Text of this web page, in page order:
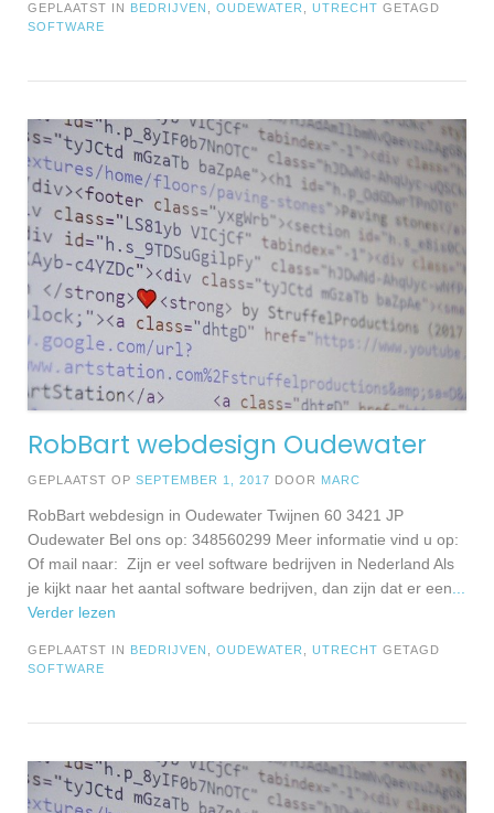
GEPLAATST IN BEDRIJVEN , OUDEWATER, UTRECHT GETAGD
SOFTWARE
RobBart webdesign Oudewater
GEPLAATST OP SEPTEMBER 1, 2017 DOOR MARC
RobBart webdesign in Oudewater Twijnen 60 3421 JP
Oudewater Bel ons op: 348560299 Meer informatie vind u op:
Of mail naar: Zijn er veel software bedrijven in Nederland Als
je kijkt naar het aantal software bedrijven, dan zijn dat er een
Verder lezen
GEPLAATST IN BEDRIJVEN OUDEWATER UTRECHT GETAGD
SOFTWARE